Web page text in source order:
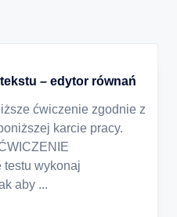
– edytor równań
ćwiczenie zgodnie z
karcie pracy.
testu wykonaj
aby ...